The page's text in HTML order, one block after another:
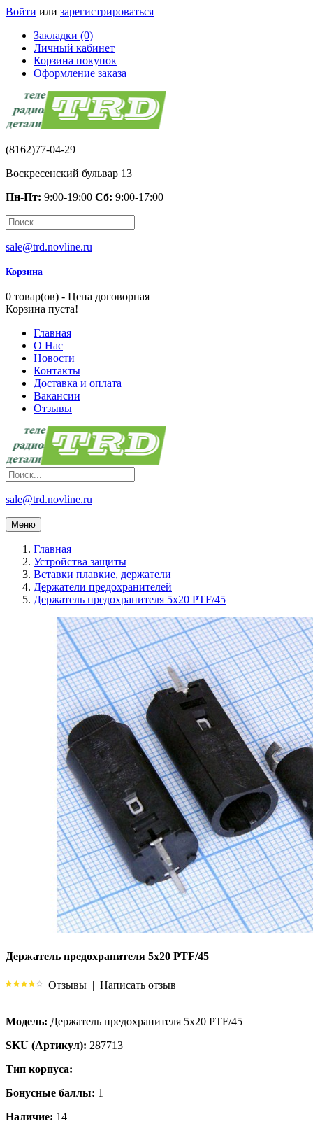
Войти или зарегистрироваться
Закладки (0)
Личный кабинет
Корзина покупок
Оформление заказа
(8162)77-04-29
Воскресенский бульвар 13
Пн-Пт: 9:00-19:00 Сб: 9:00-17:00
sale@trd.novline.ru
Корзина
0 товар(ов) - Цена договорная
Корзина пуста!
Главная
О Нас
Новости
Контакты
Доставка и оплата
Вакансии
Отзывы
sale@trd.novline.ru
Меню
Главная
Устройства защиты
Вставки плавкие, держатели
Держатели предохранителей
Держатель предохранителя 5х20 PTF/45
Держатель предохранителя 5х20 PTF/45
Отзывы | Написать отзыв
Модель: Держатель предохранителя 5х20 PTF/45
SKU (Артикул): 287713
Тип корпуса:
Бонусные баллы: 1
Наличие: 14